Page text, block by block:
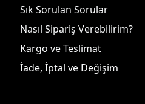
Sık Sorulan Sorular
Nasıl Sipariş Verebilirim?
Kargo ve Teslimat
İade, İptal ve Değişim